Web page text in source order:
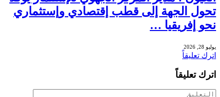
تحول الجهة إلى قطب إقتصادي وإستثماري
نحو إفريقيا …
يوليو 28, 2026
اترك تعليقاً
اترك تعليقاً